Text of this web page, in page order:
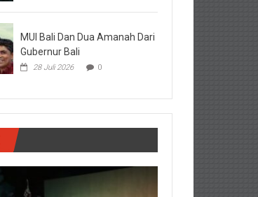
MUI Bali Dan Dua Amanah Dari
Gubernur Bali
28 Juli 2026 0